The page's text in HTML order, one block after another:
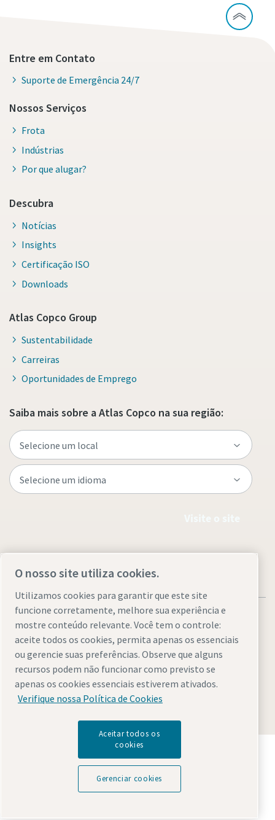
Entre em Contato
Suporte de Emergência 24/7
Nossos Serviços
Frota
Indústrias
Por que alugar?
Descubra
Notícias
Insights
Certificação ISO
Downloads
Atlas Copco Group
Sustentabilidade
Carreiras
Oportunidades de Emprego
Saiba mais sobre a Atlas Copco na sua região:
Avisos Legais & PrivacidadeGerenciar cookiesAcessibilidade
Mapa do site
© 2026 Atlas Copco Brasil Ltda.
Descubra como o Atlas Copco Group permite uma
tecnologia que transforma o futuro.
Visite o website do Atlas Copco Group
O nosso site utiliza cookies.
Utilizamos cookies para garantir que este site
funcione corretamente, melhore sua experiência e
mostre conteúdo relevante. Você tem o controle:
aceite todos os cookies, permita apenas os essenciais
ou gerencie suas preferências. Observe que alguns
recursos podem não funcionar como previsto se
apenas os cookies essenciais estiverem ativados.
Verifique nossa Política de Cookies
Aceitar todos os
cookies
Gerenciar cookies